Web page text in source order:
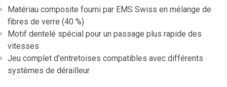
Matériau composite fourni par EMS Swiss en mélange de
fibres de verre (40 %)
Motif dentelé spécial pour un passage plus rapide des
vitesses
Jeu complet d'entretoises compatibles avec différents
systèmes de dérailleur